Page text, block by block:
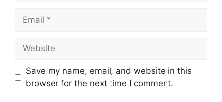
Email
Website
Save my name, email, and website in this
browser for the next time I comment.